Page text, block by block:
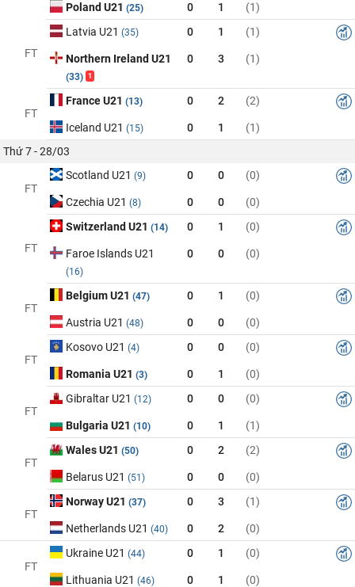
Poland U21 (25) 0 1 (1)
FT
Latvia U21 (35) 0 1 (1)
Northern Ireland U21
(33) 1
0 3 (1)
FT
France U21 (13) 0 2 (2)
Iceland U21 (15) 0 1
(1)
Thứ 7 - 28/03
FT
Scotland U21 (9) 0 0 (0)
Czechia U21 (8) 0 0 (0)
FT
Switzerland U21 (14) 0 1 (0)
Faroe Islands U21
(16)
0 0 (0)
FT
Belgium U21 (47) 0 1 (0)
Austria U21 (48) 0 0 (0)
FT
Kosovo U21 (4) 0 0 (0)
Romania U21 (3) 0 1 (0)
FT
Gibraltar U21 (12) 0 0 (0)
Bulgaria U21 (10) 0 1 (1)
FT
Wales U21 (50) 0 2 (2)
Belarus U21 (51) 0 0 (0)
FT
Norway U21 (37) 0 3 (1)
Netherlands U21 (40) 0 2 (0)
FT
Ukraine U21 (44) 0 1 (0)
Lithuania U21 (46) 0 1 (0)